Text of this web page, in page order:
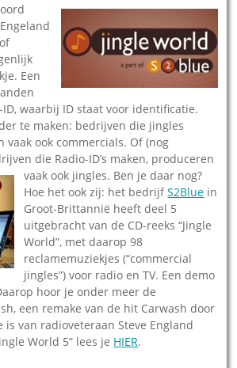
Een
waarbij ID staat voor identificatie.
te maken: bedrijven die jingles
vaak ook commercials. Of (nog
die Radio-ID’s maken, produceren
vaak ook jingles. Ben je daar nog?
Hoe het ook zij: het bedrijfS2Blue in
Groot-Brittannië heeft deel 5
uitgebracht van de CD-reeks “Jingle
World”, met daarop 98
reclamemuziekjes (“commercial
jingles”) voor radio en TV. Een demo
hoor je onder meer de
een remake van de hit Carwash door
is van radioveteraan Steve England
World 5” lees je HIER.